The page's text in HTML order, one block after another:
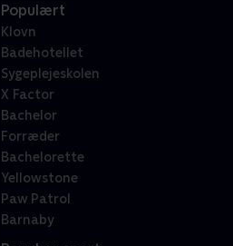
Populært
Klovn
Badehotellet
Sygeplejeskolen
X Factor
Bachelor
Forræder
Bachelorette
Yellowstone
Paw Patrol
Barnaby